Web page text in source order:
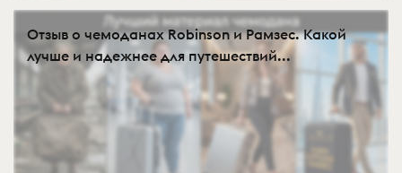
Отзыв о чемоданах Robinson и Рамзес. Какой
лучше и надежнее для путешествий...